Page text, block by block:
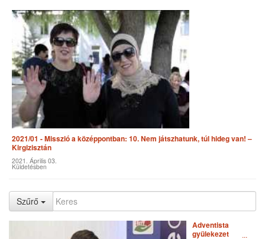
2021/01 - Misszió a középpontban: 10. Nem játszhatunk, túl hideg van! –
Kirgizisztán
2021. Április 03.
Küldetésben
Szűrő
Adventista
gyülekezet